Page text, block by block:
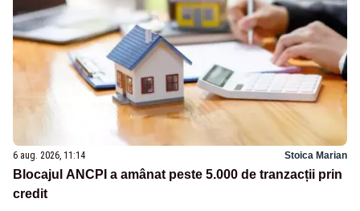
6 aug. 2026, 11:14 Stoica Marian
Blocajul ANCPI a amânat peste 5.000 de tranzacții prin
credit